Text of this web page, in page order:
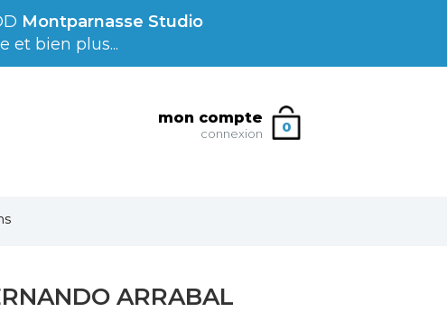
Montparnasse Studio
et bien plus...
0
mon compte
connexion
ARRABAL